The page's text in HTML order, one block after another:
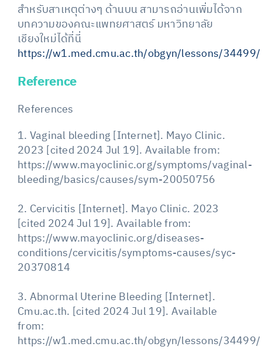
สำหรับสาเหตุต่างๆ ด้านบน สามารถอ่านเพิ่มได้จาก
บทความของคณะแพทยศาสตร์ มหาวิทยาลัย
เชียงใหม่ได้ที่นี่
https://w1.med.cmu.ac.th/obgyn/lessons/34499/
Reference
References
1. Vaginal bleeding [Internet]. Mayo Clinic.
2023 [cited 2024 Jul 19]. Available from:
https://www.mayoclinic.org/symptoms/vaginal-
bleeding/basics/causes/sym-20050756
2. Cervicitis [Internet]. Mayo Clinic. 2023
[cited 2024 Jul 19]. Available from:
https://www.mayoclinic.org/diseases-
conditions/cervicitis/symptoms-causes/syc-
20370814
3. Abnormal Uterine Bleeding [Internet].
Cmu.ac.th. [cited 2024 Jul 19]. Available
from:
https://w1.med.cmu.ac.th/obgyn/lessons/34499/